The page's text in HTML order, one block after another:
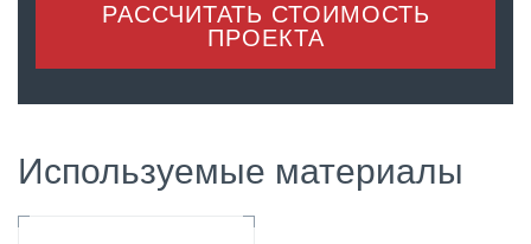
РАССЧИТАТЬ СТОИМОСТЬ
ПРОЕКТА
Используемые материалы